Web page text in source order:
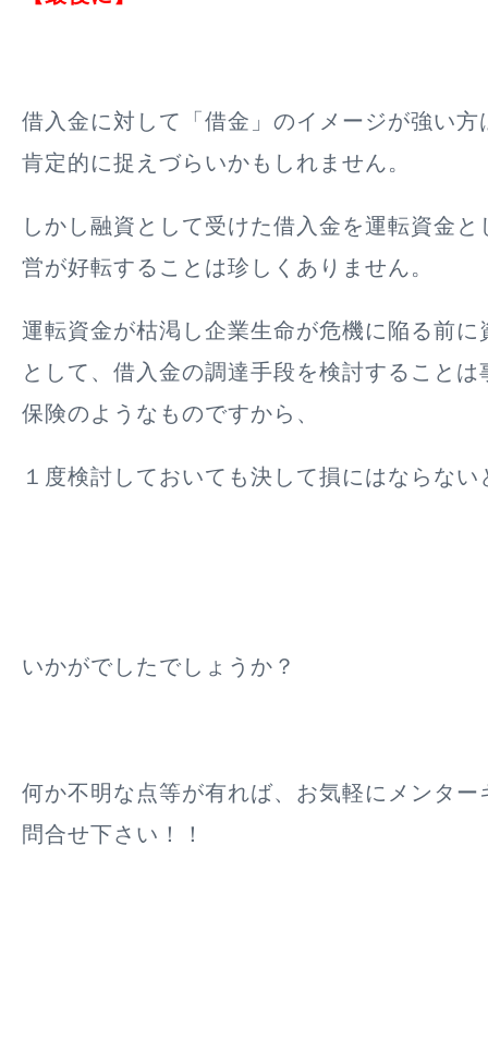
借入金に対して「借金」のイメージが強い方
肯定的に捉えづらいかもしれません。
しかし融資として受けた借入金を運転資金
営が好転することは珍しくありません。
運転資金が枯渇し企業生命が危機に陥る前
として、借入金の調達手段を検討すること
保険のようなものですから、
１度検討しておいても決して損にはならな
いかがでしたでしょうか？
何か不明な点等が有れば、お気軽にメンター
問合せ下さい！！